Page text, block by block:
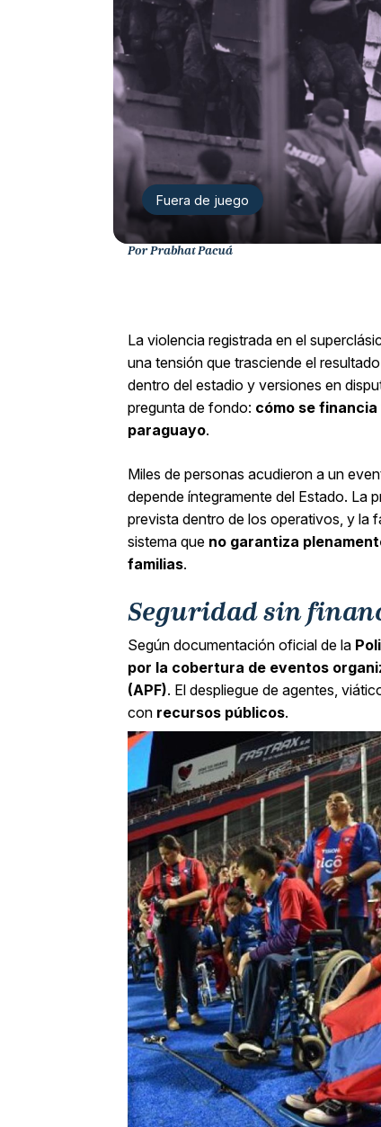
Fuera de juego
Por Prabhat Pacuá
La violencia registrada en el
una tensión que trasciende el
dentro del estadio y versiones en
pregunta de fondo: cómo se
paraguayo.
Miles de personas acudieron a un
depende íntegramente del Estado. La
prevista dentro de los operativos, y la
sistema que no garantiza
familias.
Seguridad sin
Según documentación oficial de la
por la cobertura de eventos
(APF). El despliegue de agentes,
con recursos públicos.